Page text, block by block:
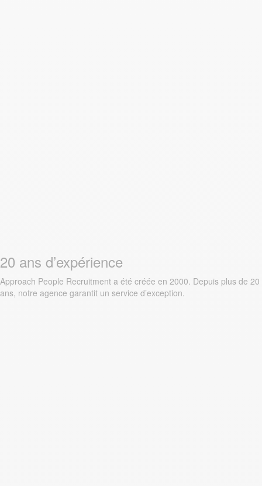
20 ans d’expérience
Approach People Recruitment a été créée en 2000. Depuis plus de 20
ans, notre agence garantit un service d’exception.